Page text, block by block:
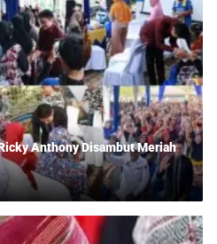
Anthony Disambut Meriah